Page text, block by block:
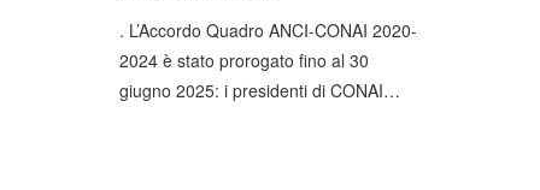
. L’Accordo Quadro ANCI-CONAI 2020-
2024 è stato prorogato fino al 30
giugno 2025: i presidenti di CONAI…